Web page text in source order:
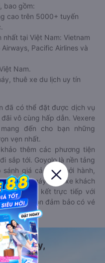
bao gồm:
cao trên 5000+ tuyến
tại Việt Nam: Vietnam
Pacific Airlines và
Nam.
thuê xe du lịch uy tín
đã có thể đặt được dịch vụ
vô cùng hấp dẫn. Vexere
đến cho bạn những
vẹn nhất.
thêm các phương tiện
sắp tới. Goyolo là nền tảng
giá cả, giờ khởi hành,
tiện máy bay, xe khách
được liên kết trực tiếp với
hoả, luôn đảm bảo có vé
Máy bay,